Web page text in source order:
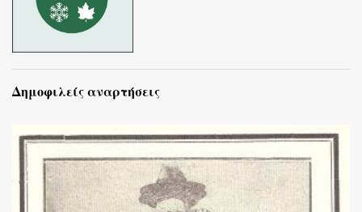
Δημοφιλείς αναρτήσεις